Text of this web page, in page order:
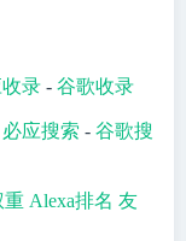
录 - 谷歌收录
必应搜索 - 谷歌搜
重 Alexa排名 友